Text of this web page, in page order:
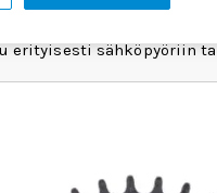
kannettavaa
maailman
erityisesti sähköpyöriin